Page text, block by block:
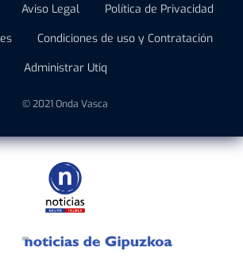
Aviso Legal
Política de Privacidad
Condiciones de uso y Contratación
Administrar Utiq
© 2021 Onda Vasca